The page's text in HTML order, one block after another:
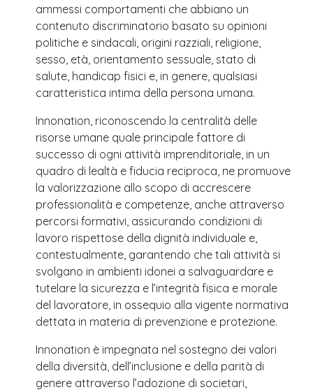
ammessi comportamenti che abbiano un
contenuto discriminatorio basato su opinioni
politiche e sindacali, origini razziali, religione,
sesso, età, orientamento sessuale, stato di
salute, handicap fisici e, in genere, qualsiasi
caratteristica intima della persona umana.
Innonation, riconoscendo la centralità delle
risorse umane quale principale fattore di
successo di ogni attività imprenditoriale, in un
quadro di lealtà e fiducia reciproca, ne promuove
la valorizzazione allo scopo di accrescere
professionalità e competenze, anche attraverso
percorsi formativi, assicurando condizioni di
lavoro rispettose della dignità individuale e,
contestualmente, garantendo che tali attività si
svolgano in ambienti idonei a salvaguardare e
tutelare la sicurezza e l’integrità fisica e morale
del lavoratore, in ossequio alla vigente normativa
dettata in materia di prevenzione e protezione.
Innonation è impegnata nel sostegno dei valori
della diversità, dell’inclusione e della parità di
genere attraverso l’adozione di societari,